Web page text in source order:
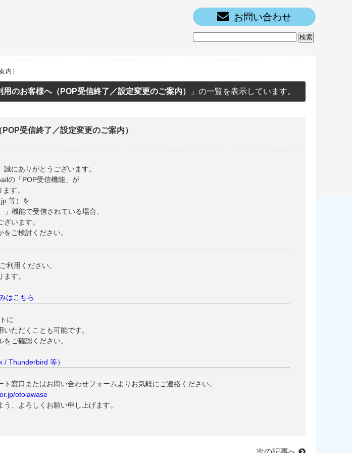
お問い合わせ
内）
用のお客様へ（POP受信終了／設定変更のご案内） 」の一覧を表示しています。
受信終了／設定変更のご案内）
にありがとうございます。
の「POP受信機能」 が
す。
等）を
」機能で受信されている場合、
ざいます。
ご検討ください。
利用ください。
ます。
はこちら
に
ただくことも可能です。
ご確認ください。
Thunderbird 等）
窓口またはお問い合わせフォームよりお気軽にご連絡ください。
otoiawase
、よろしくお願い申し上げます。